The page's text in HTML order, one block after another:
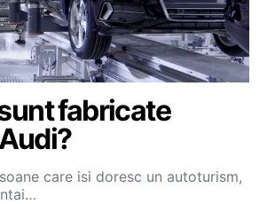
fabricate
care isi doresc un autoturism,